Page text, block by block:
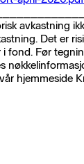
avkastning
Det er
i fond. Før
hjemmeside